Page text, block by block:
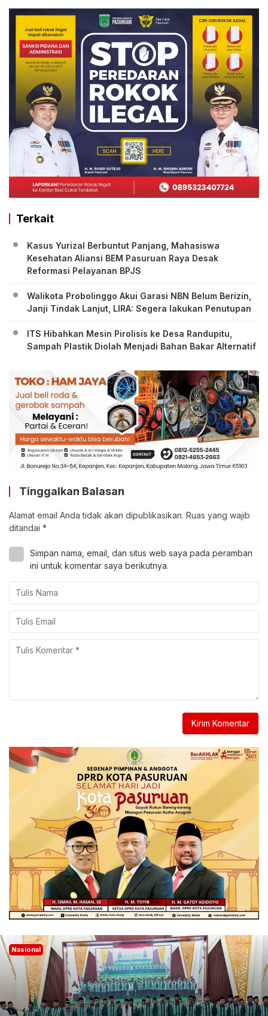
Terkait
Kasus Yurizal Berbuntut Panjang, Mahasiswa
Kesehatan Aliansi BEM Pasuruan Raya Desak
Reformasi Pelayanan BPJS
Walikota Probolinggo Akui Garasi NBN Belum Berizin,
Janji Tindak Lanjut, LIRA: Segera lakukan Penutupan
ITS Hibahkan Mesin Pirolisis ke Desa Randupitu,
Sampah Plastik Diolah Menjadi Bahan Bakar Alternatif
Tinggalkan Balasan
Alamat email Anda tidak akan dipublikasikan. Ruas yang wajib
ditandai *
Simpan nama, email, dan situs web saya pada peramban
ini untuk komentar saya berikutnya.
Nasional